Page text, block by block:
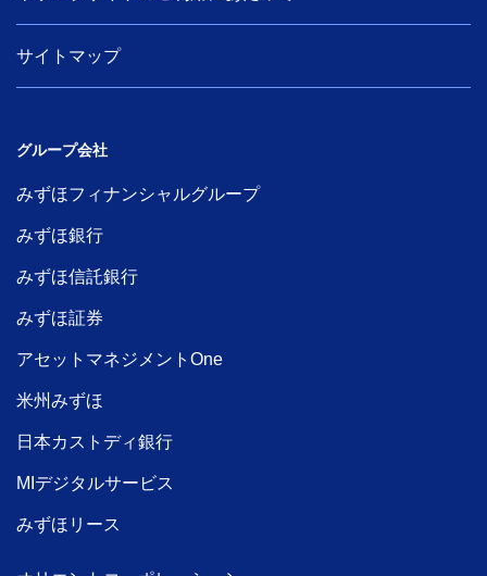
サイトマップ
グループ会社
みずほフィナンシャルグループ
みずほ銀行
みずほ信託銀行
みずほ証券
アセットマネジメントOne
米州みずほ
日本カストディ銀行
MIデジタルサービス
みずほリース